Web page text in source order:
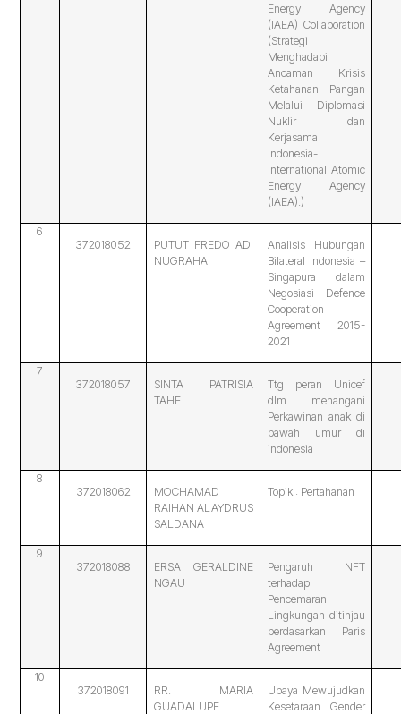
Energy Agency
(IAEA) Collaboration
(Strategi
Menghadapi
Ancaman Krisis
Ketahanan Pangan
Melalui Diplomasi
Nuklir dan
Kerjasama
Indonesia-
International Atomic
Energy Agency
(IAEA).)
6
372018052
PUTUT FREDO ADI
NUGRAHA
Analisis Hubungan
Bilateral Indonesia –
Singapura dalam
Negosiasi Defence
Cooperation
Agreement 2015-
2021
7
372018057
SINTA PATRISIA
TAHE
Ttg peran Unicef
dlm menangani
Perkawinan anak di
bawah umur di
indonesia
8
372018062
MOCHAMAD
RAIHAN ALAYDRUS
SALDANA
Topik : Pertahanan
9
372018088
ERSA GERALDINE
NGAU
Pengaruh NFT
terhadap
Pencemaran
Lingkungan ditinjau
berdasarkan Paris
Agreement
10
372018091
RR. MARIA
GUADALUPE
Upaya Mewujudkan
Kesetaraan Gender